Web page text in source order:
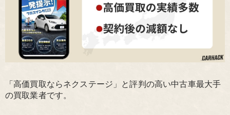
「高価買取ならネクステージ」と評判の高い中古車最大手
の買取業者です。